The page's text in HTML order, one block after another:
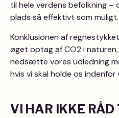
til hele verdens befolkning –
plads så effektivt som muligt.
Konklusionen af
øget optag af CO2 i
nedsætte vores udledning
hvis vi skal holde os
VI HAR IKKE RÅD